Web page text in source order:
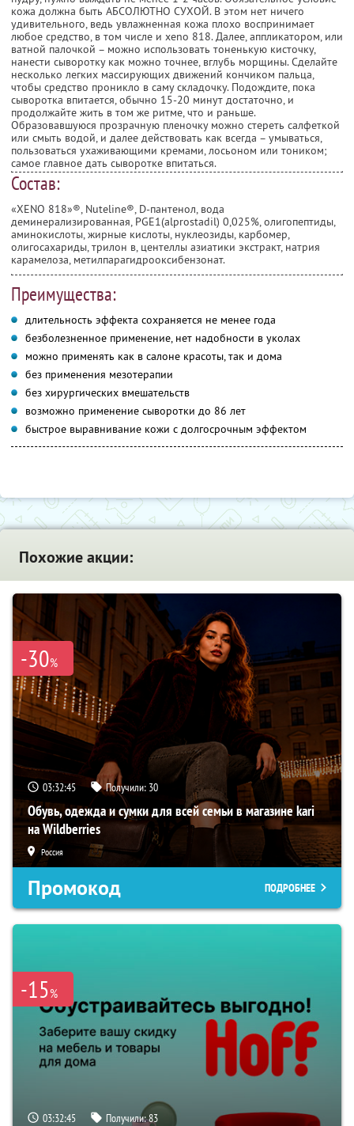
кожа должна быть АБСОЛЮТНО СУХОЙ. В этом нет ничего
удивительного, ведь увлажненная кожа плохо воспринимает
любое средство, в том числе и xeno 818. Далее, аппликатором, или
ватной палочкой – можно использовать тоненькую кисточку,
нанести сыворотку как можно точнее, вглубь морщины. Сделайте
несколько легких массирующих движений кончиком пальца,
чтобы средство проникло в саму складочку. Подождите, пока
сыворотка впитается, обычно 15-20 минут достаточно, и
продолжайте жить в том же ритме, что и раньше.
Образовавшуюся прозрачную пленочку можно стереть салфеткой
или смыть водой, и далее действовать как всегда – умываться,
пользоваться ухаживающими кремами, лосьоном или тоником;
самое главное дать сыворотке впитаться.
Состав:
«XENO 818»®, Nuteline®, D-пантенол, вода
деминерализированная, PGE1(alprostadil) 0,025%, олигопептиды,
аминокислоты, жирные кислоты, нуклеозиды, карбомер,
олигосахариды, трилон в, центеллы азиатики экстракт, натрия
карамелоза, метилпарагидрооксибензонат.
Преимущества:
длительность эффекта сохраняется не менее года
безболезненное применение, нет надобности в уколах
можно применять как в салоне красоты, так и дома
без применения мезотерапии
без хирургических вмешательств
возможно применение сыворотки до 86 лет
быстрое выравнивание кожи с долгосрочным эффектом
Похожие акции:
-30%
03:32:45 Получили: 30
Обувь, одежда и сумки для всей семьи в магазине kari
на Wildberries
Россия
Промокод ПОДРОБНЕЕ
-15%
03:32:45 Получили:83